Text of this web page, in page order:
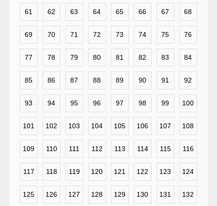
61 62 63 64 65 66 67 68
69 70 71 72 73 74 75 76
77 78 79 80 81 82 83 84
85 86 87 88 89 90 91 92
93 94 95 96 97 98 99 100
101 102 103 104 105 106 107 108
109 110 111 112 113 114 115 116
117 118 119 120 121 122 123 124
125 126 127 128 129 130 131 132